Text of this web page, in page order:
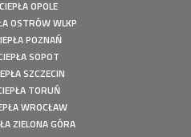
- Instalacja fotowoltaiczna o
- BTS E5-DS5 - 5,12kWh
- Sofar - BTS E5-DS5 -
- Instalacja fotowoltaiczna o
OPOLE
OSTRÓW WLKP
POZNAŃ
SOPOT
SZCZECIN
TORUŃ
WROCŁAW
ZIELONA GÓRA